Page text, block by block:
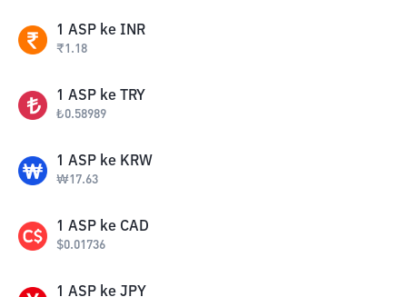
1 ASP ke INR
₹1.18
1 ASP ke TRY
₺0.58989
1 ASP ke KRW
₩17.63
1 ASP ke CAD
$0.01736
1 ASP ke JPY